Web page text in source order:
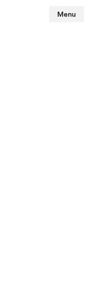
Menu